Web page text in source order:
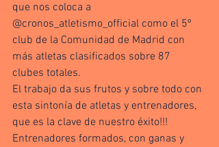
que nos coloca a
@cronos_atletismo_official como el 5º
club de la Comunidad de Madrid con
más atletas clasificados sobre 87
clubes totales.
El trabajo da sus frutos y sobre todo con
esta sintonía de atletas y entrenadores,
que es la clave de nuestro éxito!!!
Entrenadores formados, con ganas y